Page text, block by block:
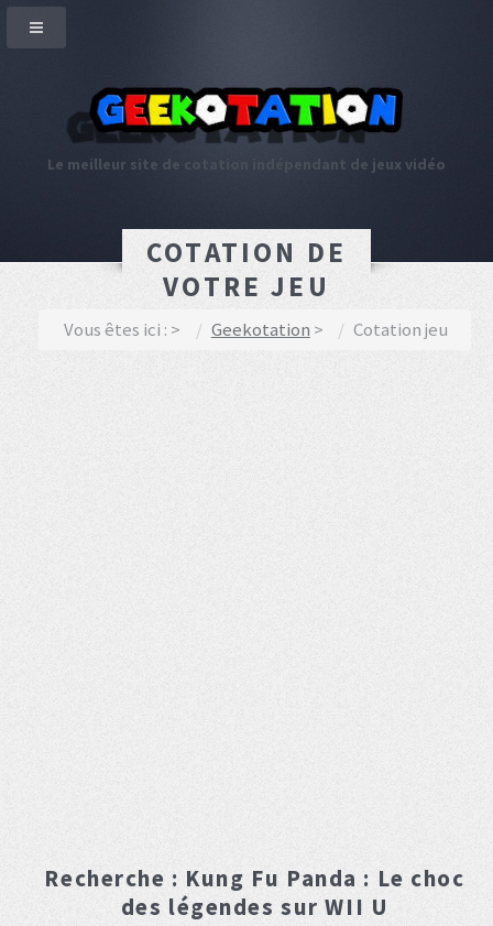
Le meilleur site de cotation indépendant de jeux vidéo
COTATION DE
VOTRE JEU
Vous êtes ici : Geekotation Cotation jeu
Recherche : Kung Fu Panda : Le choc
des légendes sur WII U